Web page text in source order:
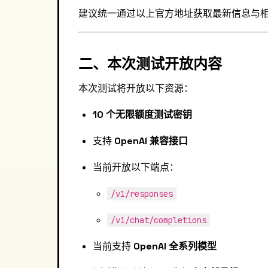
建议统一通过以上官方地址获取最新信息与相
二、本次测试开放内容
本次测试将开放以下资源：
10 个无限额度测试密钥
支持 OpenAI 兼容接口
当前开放以下端点：
/v1/responses
/v1/chat/completions
当前支持 OpenAI 全系列模型